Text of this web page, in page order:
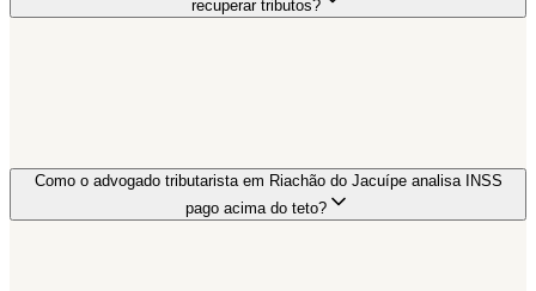
recuperar tributos?
Como o advogado tributarista em Riachão do Jacuípe analisa INSS
pago acima do teto?